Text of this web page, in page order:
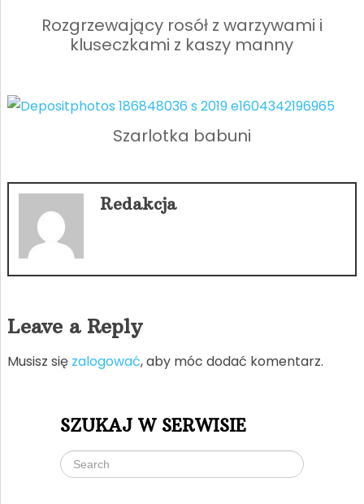
Rozgrzewający rosół z warzywami i
kluseczkami z kaszy manny
Szarlotka babuni
Redakcja
Leave a Reply
Musisz się zalogować, aby móc dodać komentarz.
SZUKAJ W SERWISIE